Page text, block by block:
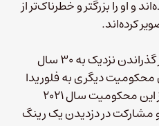
و او را بزرگتر و خطرناک‌تر از
کرده‌اند.
این مجرم سال گذشته پس از گذراندن نزدیک به ۳۰ سال
دیگری به فلوریدا
فرستاده‌شد. تاریخ رهایی او از این محکومیت سال ۲۰۲۱
مشارکت در دزدیدن یک رینگ